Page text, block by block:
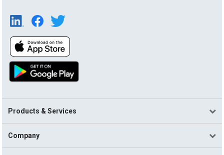
Products & Services
Company